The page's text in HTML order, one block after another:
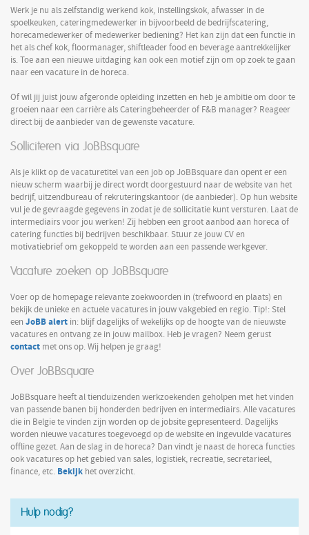
Werk je nu als zelfstandig werkend kok, instellingskok, afwasser in de
spoelkeuken, cateringmedewerker in bijvoorbeeld de bedrijfscatering,
horecamedewerker of medewerker bediening? Het kan zijn dat een functie in
het als chef kok, floormanager, shiftleader food en beverage aantrekkelijker
is. Toe aan een nieuwe uitdaging kan ook een motief zijn om op zoek te gaan
naar een vacature in de horeca.
Of wil jij juist jouw afgeronde opleiding inzetten en heb je ambitie om door te
groeien naar een carrière als Cateringbeheerder of F&B manager? Reageer
direct bij de aanbieder van de gewenste vacature.
Solliciteren via JoBBsquare
Als je klikt op de vacaturetitel van een job op JoBBsquare dan opent er een
nieuw scherm waarbij je direct wordt doorgestuurd naar de website van het
bedrijf, uitzendbureau of rekruteringskantoor (de aanbieder). Op hun website
vul je de gevraagde gegevens in zodat je de sollicitatie kunt versturen. Laat de
intermediairs voor jou werken! Zij hebben een groot aanbod aan horeca of
catering functies bij bedrijven beschikbaar. Stuur ze jouw CV en
motivatiebrief om gekoppeld te worden aan een passende werkgever.
Vacature zoeken op JoBBsquare
Voer op de homepage relevante zoekwoorden in (trefwoord en plaats) en
bekijk de unieke en actuele vacatures in jouw vakgebied en regio. Tip!: Stel
een JoBB alert in: blijf dagelijks of wekelijks op de hoogte van de nieuwste
vacatures en ontvang ze in jouw mailbox. Heb je vragen? Neem gerust
contact met ons op. Wij helpen je graag!
Over JoBBsquare
JoBBsquare heeft al tienduizenden werkzoekenden geholpen met het vinden
van passende banen bij honderden bedrijven en intermediairs. Alle vacatures
die in Belgie te vinden zijn worden op de jobsite gepresenteerd. Dagelijks
worden nieuwe vacatures toegevoegd op de website en ingevulde vacatures
offline gezet. Aan de slag in de horeca? Dan vindt je naast de horeca functies
ook vacatures op het gebied van sales, logistiek, recreatie, secretarieel,
finance, etc. Bekijk het overzicht.
Hulp nodig?